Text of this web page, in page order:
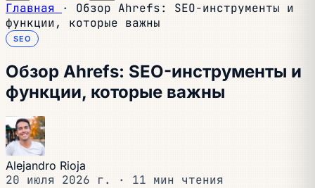
Главная ·
Обзор Ahrefs: SEO-инструменты и
функции, которые важны
SEO
Обзор Ahrefs: SEO-инструменты и
функции, которые важны
Alejandro Rioja
20 июля 2026 г. · 11 мин чтения